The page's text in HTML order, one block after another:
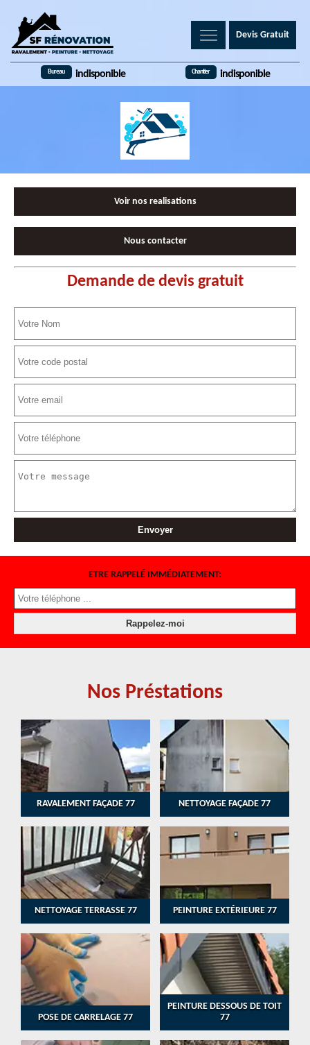
Devis Gratuit
Bureau indisponible Chantier indisponible
Voir nos realisations
Nous contacter
Demande de devis gratuit
ETRE RAPPELÉ IMMÉDIATEMENT:
Nos Préstations
RAVALEMENT FAÇADE 77 NETTOYAGE FAÇADE 77
NETTOYAGE TERRASSE 77 PEINTURE EXTÉRIEURE 77
POSE DE CARRELAGE 77
PEINTURE DESSOUS DE TOIT
77